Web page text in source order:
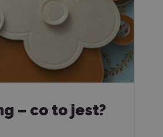
– co to jest?